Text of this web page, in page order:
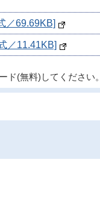
／69.69KB]
／11.41KB]
ド(無料)してください。